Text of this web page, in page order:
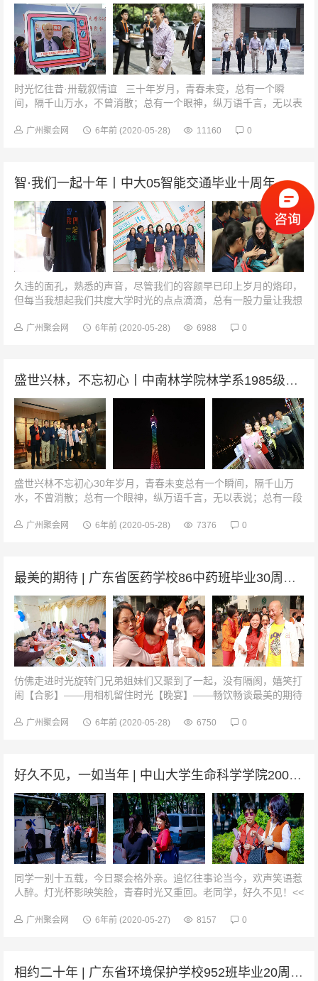
时光忆往昔·卅载叙情谊 三十年岁月，青春未变，总有一个瞬
间，隔千山万水，不曾消散；总有一个眼神，纵万语千言，无以表
广州聚会网 6年前 (2020-05-28) 11160 0
智·我们一起十年丨中大05智能交通毕业十周年
久违的面孔，熟悉的声音，尽管我们的容颜早已印上岁月的烙印，
但每当我想起我们共度大学时光的点点滴滴，总有一股力量让我想
智·我们一起十年02我们相...
广州聚会网 6年前 (2020-05-28) 6988 0
盛世兴林，不忘初心丨中南林学院林学系1985级林学专业林业改革发展论坛
盛世兴林不忘初心30年岁月，青春未变总有一个瞬间，隔千山万
水，不曾消散；总有一个眼神，纵万语千言，无以表说；总有一段
不阻你我生命单纯；剧本复...
广州聚会网 6年前 (2020-05-28) 7376 0
最美的期待 | 广东省医药学校86中药班毕业30周年聚会
仿佛走进时光旋转门兄弟姐妹们又聚到了一起，没有隔阂，嬉笑打
闹【合影】——用相机留住时光【晚宴】——畅饮畅谈最美的期待
年，星辰浮沉，...
广州聚会网 6年前 (2020-05-28) 6750 0
好久不见，一如当年 | 中山大学生命科学学院2000级生物技术专业毕业15周年聚会
同学一别十五载，今日聚会格外亲。追忆往事论当今，欢声笑语惹
人醉。灯光杯影映笑脸，青春时光又重回。老同学，好久不见！<<
生，从各地汇...
广州聚会网 6年前 (2020-05-27) 8157 0
相约二十年 | 广东省环境保护学校952班毕业20周年聚会